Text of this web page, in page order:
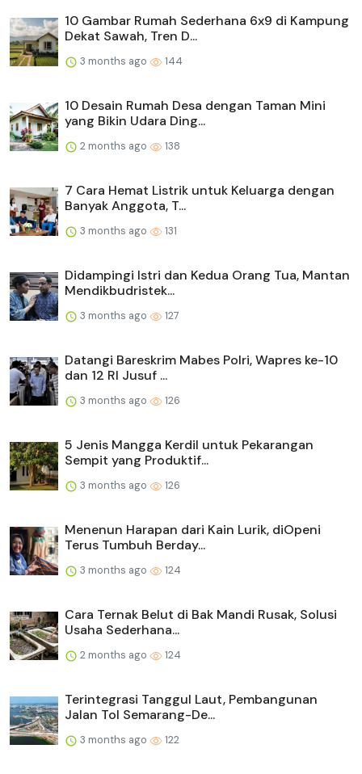
10 Gambar Rumah Sederhana 6x9 di Kampung
Dekat Sawah, Tren D...
3 months ago 144
10 Desain Rumah Desa dengan Taman Mini
yang Bikin Udara Ding...
2 months ago 138
7 Cara Hemat Listrik untuk Keluarga dengan
Banyak Anggota, T...
3 months ago 131
Didampingi Istri dan Kedua Orang Tua, Mantan
Mendikbudristek...
3 months ago 127
Datangi Bareskrim Mabes Polri, Wapres ke-10
dan 12 RI Jusuf ...
3 months ago 126
5 Jenis Mangga Kerdil untuk Pekarangan
Sempit yang Produktif...
3 months ago 126
Menenun Harapan dari Kain Lurik, diOpeni
Terus Tumbuh Berday...
3 months ago 124
Cara Ternak Belut di Bak Mandi Rusak, Solusi
Usaha Sederhana...
2 months ago 124
Terintegrasi Tanggul Laut, Pembangunan
Jalan Tol Semarang-De...
3 months ago 122